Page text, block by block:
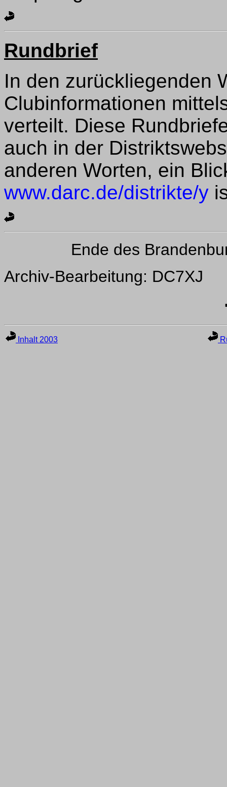
Rundbrief
In den zurückliegenden
Clubinformationen
verteilt. Diese
auch in der
anderen Worten, ein
www.darc.de/distrikte/y
Ende des
Archiv-Bearbeitung: DC7XJ
Inhalt 2003